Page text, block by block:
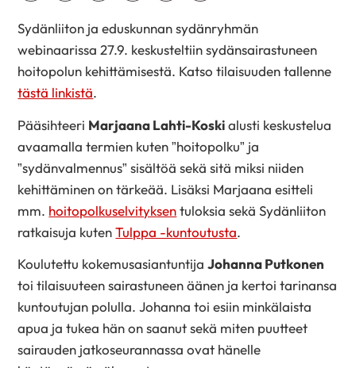
Sydänliiton ja eduskunnan sydänryhmän
webinaarissa 27.9. keskusteltiin sydänsairastuneen
hoitopolun kehittämisestä. Katso tilaisuuden tallenne
tästä linkistä.
Pääsihteeri Marjaana Lahti-Koskialusti keskustelua
avaamalla termien kuten ”hoitopolku” ja
”sydänvalmennus” sisältöä sekä sitä miksi niiden
kehittäminen on tärkeää. Lisäksi Marjaana esitteli
mm. hoitopolkuselvityksentuloksia sekä Sydänliiton
ratkaisuja kutenTulppa -kuntoutusta.
Koulutettu kokemusasiantuntijaJohanna Putkonen
toi tilaisuuteen sairastuneen äänen ja kertoi tarinansa
kuntoutujan polulla. Johanna toi esiin minkälaista
apua ja tukea hän on saanut sekä miten puutteet
sairauden jatkoseurannassa ovat hänelle